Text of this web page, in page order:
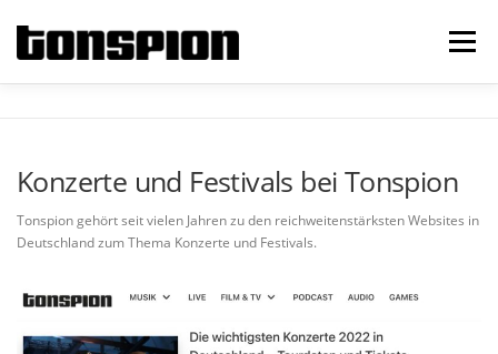
Inhalt
springen
Menü
Konzerte und Festivals bei Tonspion
Tonspion gehört seit vielen Jahren zu den reichweitenstärksten Websites in
Deutschland zum Thema Konzerte und Festivals.